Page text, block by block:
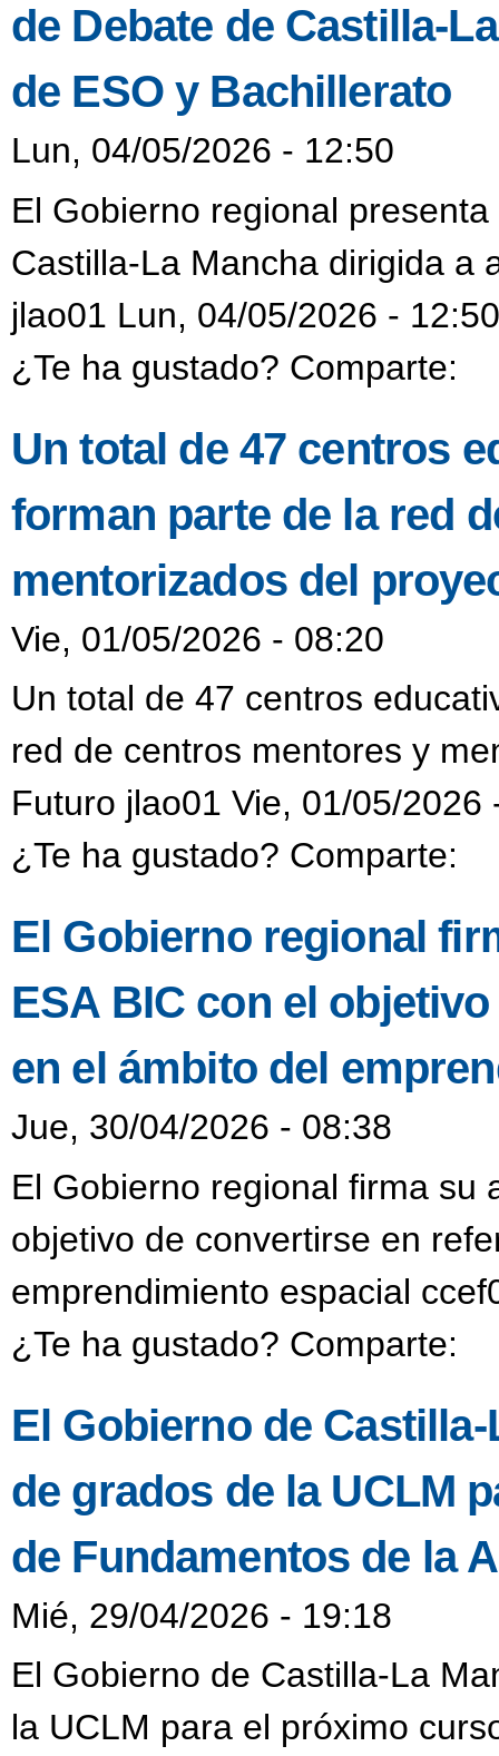
de Debate de Castilla-
de ESO y Bachillerato
Lun, 04/05/2026 - 12:50
El Gobierno regional
Castilla-La Mancha dirigida a
jlao01 Lun, 04/05/2026 - 12:50
¿Te ha gustado? Comparte:
Un total de 47 centros
forman parte de la red
mentorizados del
Vie, 01/05/2026 - 08:20
Un total de 47 centros
red de centros mentores y
Futuro jlao01 Vie, 01/05/2026
¿Te ha gustado? Comparte:
El Gobierno regional
ESA BIC con el
en el ámbito del
Jue, 30/04/2026 - 08:38
El Gobierno regional firma su
objetivo de convertirse en
emprendimiento espacial
¿Te ha gustado? Comparte:
El Gobierno de
de grados de la UCLM
de Fundamentos de la
Mié, 29/04/2026 - 19:18
El Gobierno de Castilla-La
la UCLM para el próximo